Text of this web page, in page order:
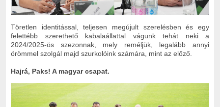
Töretlen identitással, teljesen megújult szerelésben és egy
felettébb szerethető kabalaállattal vágunk tehát neki a
2024/2025-ös szezonnak, mely reméljük, legalább annyi
örömmel szolgál majd szurkolóink számára, mint az előző.
Hajrá, Paks! A magyar csapat.